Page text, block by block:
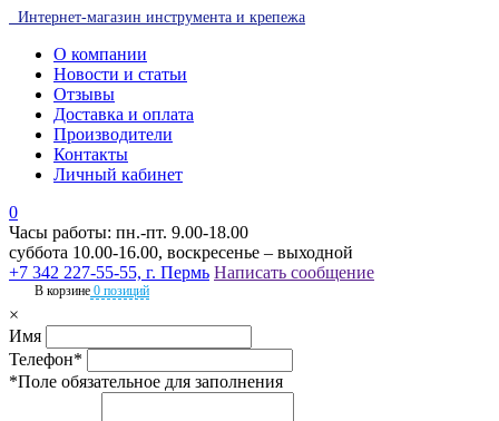
Интернет-магазин инструмента и крепежа
О компании
Новости и статьи
Отзывы
Доставка и оплата
Производители
Контакты
Личный кабинет
0
Часы работы: пн.-пт. 9.00-18.00
суббота 10.00-16.00, воскресенье – выходной
+7 342 227-55-55, г. Пермь Написать сообщение
В корзине 0 позиций
×
Имя
Телефон*
*Поле обязательное для заполнения